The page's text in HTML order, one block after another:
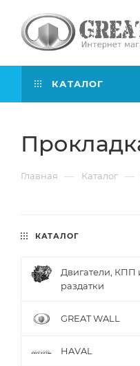
КАТАЛОГ
Главная — Каталог —
КАТАЛОГ
Двигатели, КПП
раздатки
GREAT WALL
HAVAL